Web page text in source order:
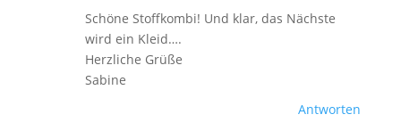
Schöne Stoffkombi! Und klar, das Nächste
wird ein Kleid….
Herzliche Grüße
Sabine
Antworten